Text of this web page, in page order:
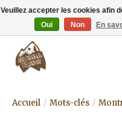
Livraison gratuite à partir de 80€.
Accueil / Mots-clés /
Veuillez accepter les cookies afin
Oui
Non En